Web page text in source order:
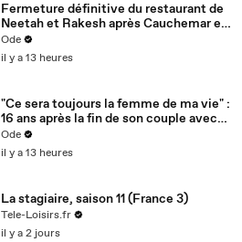
Fermeture définitive du restaurant de
Neetah et Rakesh après Cauchemar en
cuisine, Philippe Etchebest pensait les
avoir sauvés
Ode
il y a 13 heures
"Ce sera toujours la femme de ma vie" :
16 ans après la fin de son couple avec
Eva Longoria, Tony Parker est
catégorique
Ode
il y a 13 heures
La stagiaire, saison 11 (France 3)
Tele-Loisirs.fr
il y a 2 jours